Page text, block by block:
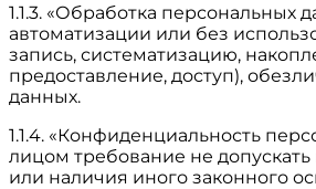
1.1.3. «Обработка
автоматизации или без
запись, систематизацию,
предоставление, доступ),
данных.
1.1.4. «Конфиденциальность
лицом требование не
или наличия иного законного